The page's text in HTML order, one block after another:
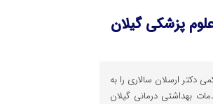
پزشکی گیلان
ارسلان سالاری را به
بهداشتی درمانی گیلان